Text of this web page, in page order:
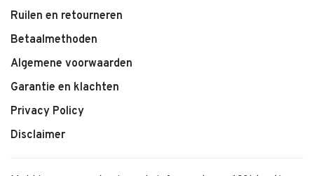
Ruilen en retourneren
Betaalmethoden
Algemene voorwaarden
Garantie en klachten
Privacy Policy
Disclaimer